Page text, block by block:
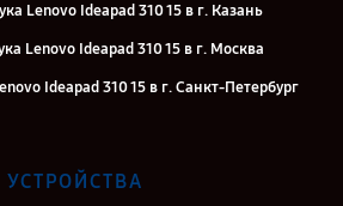
Lenovo Ideapad 310 15 в г. Казань
Lenovo Ideapad 310 15 в г. Москва
Ideapad 310 15 в г. Санкт-Петербург
УСТРОЙСТВА